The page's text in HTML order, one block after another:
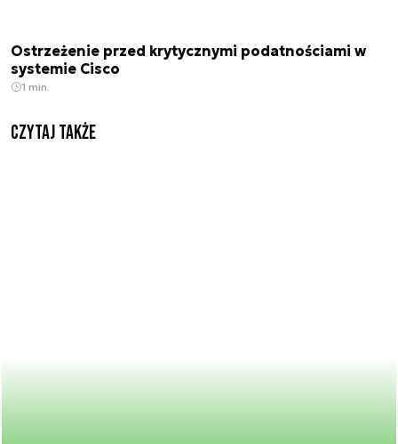
Ostrzeżenie przed krytycznymi podatnościami w
systemie Cisco
1 min.
Czytaj także